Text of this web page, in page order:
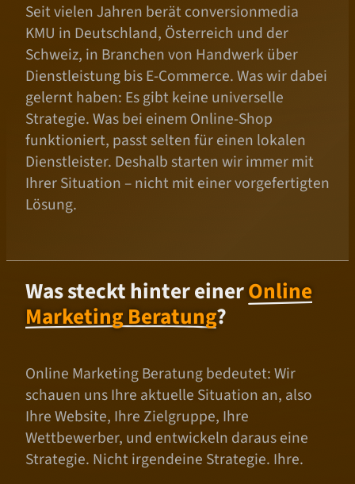
Seit vielen Jahren berät conversionmedia
KMU in Deutschland, Österreich und der
Schweiz, in Branchen von Handwerk über
Dienstleistung bis E-Commerce. Was wir dabei
gelernt haben: Es gibt keine universelle
Strategie. Was bei einem Online-Shop
funktioniert, passt selten für einen lokalen
Dienstleister. Deshalb starten wir immer mit
Ihrer Situation – nicht mit einer vorgefertigten
Lösung.
Was steckt hinter einerOnline
Marketing Beratung?
Online Marketing Beratung bedeutet: Wir
schauen uns Ihre aktuelle Situation an, also
Ihre Website, Ihre Zielgruppe, Ihre
Wettbewerber, und entwickeln daraus eine
Strategie. Nicht irgendeine Strategie. Ihre.